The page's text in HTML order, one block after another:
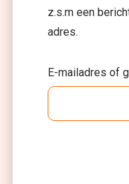
z.s.m een
adres.
E-mailadres of